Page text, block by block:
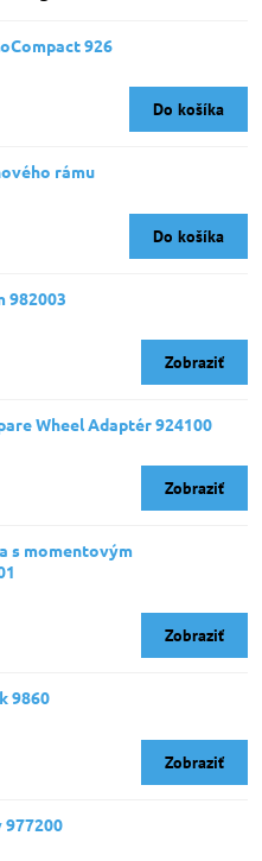
926
Do košíka
rámu
Do košíka
982003
Zobraziť
Wheel Adaptér 924100
Zobraziť
s momentovým
Zobraziť
9860
Zobraziť